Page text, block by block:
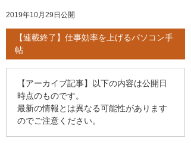
2019年10月29日公開
【連載終了】仕事効率を上げるパソコン手
帖
【アーカイブ記事】以下の内容は公開日
時点のものです。
最新の情報とは異なる可能性があります
のでご注意ください。